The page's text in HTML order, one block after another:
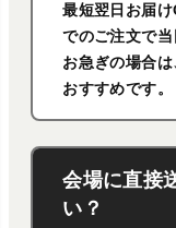
最短翌日お届
でのご注文で
お急ぎの場合
おすすめです。
会場に直接
い？